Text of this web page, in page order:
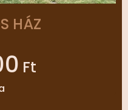
HÁZ
Ft